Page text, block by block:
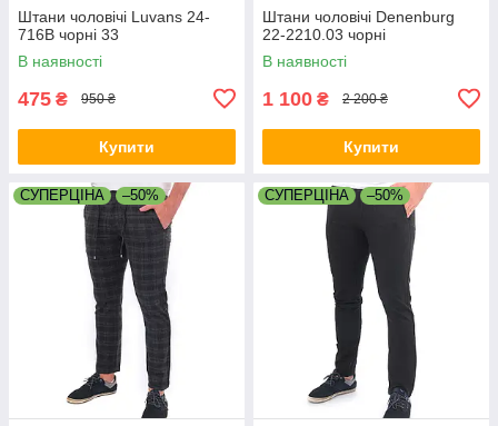
Штани чоловічі Luvans 24-
716B чорні 33
В наявності
475 ₴ 950 ₴
Купити
Штани чоловічі Denenburg
22-2210.03 чорні
В наявності
1 100 ₴ 2 200 ₴
Купити
СУПЕРЦІНА –50% СУПЕРЦІНА –50%